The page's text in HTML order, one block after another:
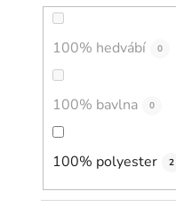
100% hedvábí 0
100% bavlna 0
100% polyester 2